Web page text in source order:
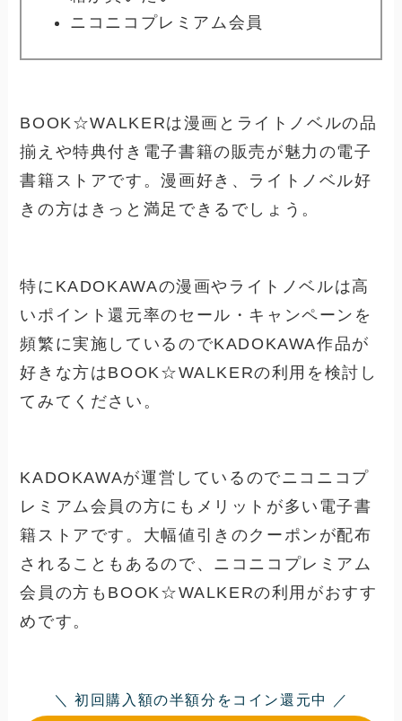
ニコニコプレミアム会員
BOOK☆WALKERは漫画とライトノベルの品
揃えや特典付き電子書籍の販売が魅力の電子
書籍ストアです。漫画好き、ライトノベル好
きの方はきっと満足できるでしょう。
特にKADOKAWAの漫画やライトノベルは高
いポイント還元率のセール・キャンペーンを
頻繁に実施しているのでKADOKAWA作品が
好きな方はBOOK☆WALKERの利用を検討し
てみてください。
KADOKAWAが運営しているのでニコニコプ
レミアム会員の方にもメリットが多い電子書
籍ストアです。大幅値引きのクーポンが配布
されることもあるので、 ニコニコプレミアム
会員の方もBOOK☆WALKERの利用がおすす
めです。
＼ 初回購入額の半額分をコイン還元中 ／